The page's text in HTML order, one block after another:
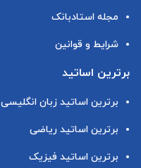
مجله استادبانک
شرایط و قوانین
برترین اساتید
برترین اساتید زبان انگلیسی
برترین اساتید ریاضی
برترین اساتید فیزیک